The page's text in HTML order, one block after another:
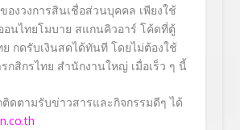
องวงการสินเชื่อส่วนบุคคล เพียงใช้
อนไทยโมบาย สแกนคิวอาร์ โค้ดที่ตู้
ย กดรับเงินสดได้ทันที โดยไม่ต้องใช้
สิกรไทย สำนักงานใหญ่ เมื่อเร็ว ๆ นี้
ดตามรับข่าวสารและกิจกรรมดีๆ ได้